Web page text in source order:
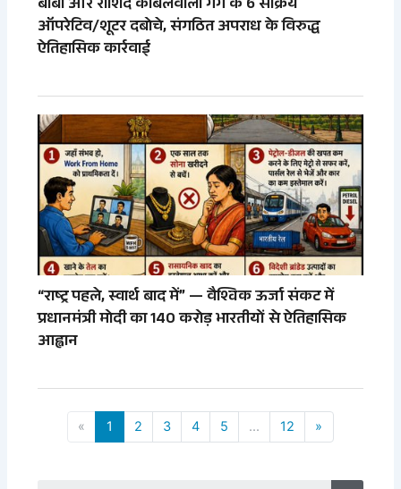
बाबा और राशिद काबलेवाला गैंग के 6 सक्रिय
ऑपरेटिव/शूटर दबोचे, संगठित अपराध के विरुद्ध
ऐतिहासिक कार्रवाई
“राष्ट्र पहले, स्वार्थ बाद में” — वैश्विक ऊर्जा संकट में
प्रधानमंत्री मोदी का 140 करोड़ भारतीयों से ऐतिहासिक
आह्वान
« 1 2 3 4 5 ... 12 »
Search